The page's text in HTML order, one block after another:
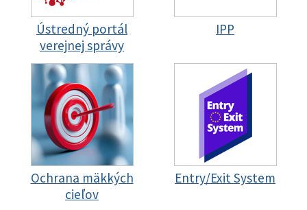
Ústredný portál
verejnej správy
IPP
Ochrana mäkkých
cieľov
Entry/Exit System